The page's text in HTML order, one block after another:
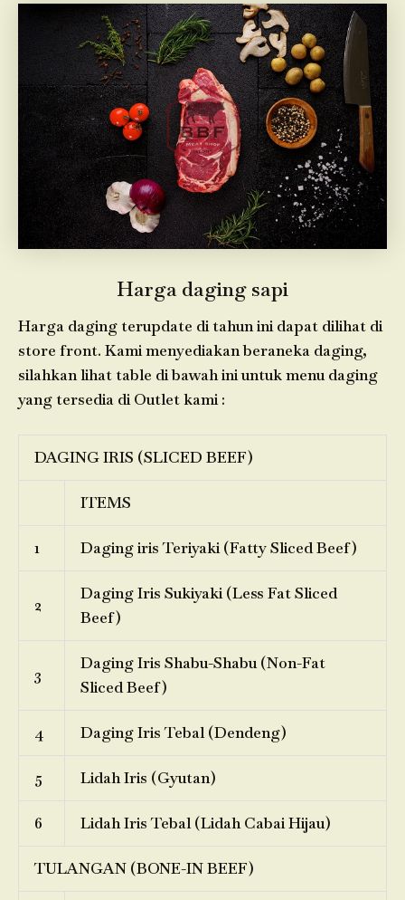
Harga daging sapi
Harga daging terupdate di tahun ini dapat dilihat di
store front. Kami menyediakan beraneka daging,
silahkan lihat table di bawah ini untuk menu daging
yang tersedia di Outlet kami :
DAGING IRIS (SLICED BEEF)
ITEMS
1 Daging iris Teriyaki (Fatty Sliced Beef)
2
Daging Iris Sukiyaki (Less Fat Sliced
Beef)
3
Daging Iris Shabu-Shabu (Non-Fat
Sliced Beef)
4 Daging Iris Tebal (Dendeng)
5 Lidah Iris (Gyutan)
6 Lidah Iris Tebal (Lidah Cabai Hijau)
TULANGAN (BONE-IN BEEF)